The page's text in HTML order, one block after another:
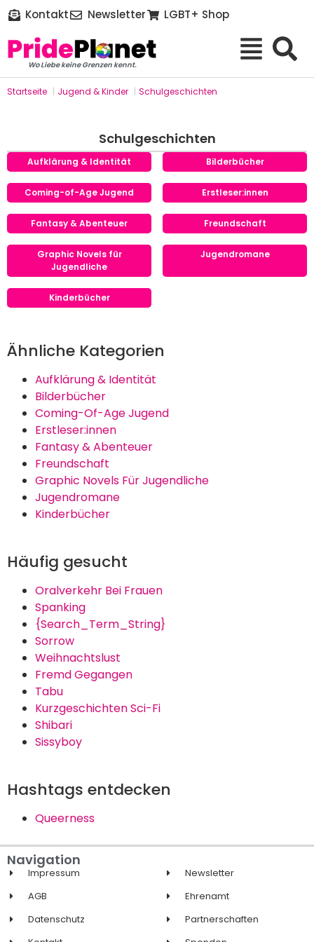
Kontakt Newsletter LGBT+ Shop
Wo Liebe keine Grenzen kennt.
Startseite | Jugend & Kinder | Schulgeschichten
Schulgeschichten
Aufklärung & Identität Bilderbücher
Coming-of-Age Jugend Erstleser:innen
Fantasy & Abenteuer Freundschaft
Graphic Novels für
Jugendliche
Jugendromane
Kinderbücher
Ähnliche Kategorien
Aufklärung & Identität
Bilderbücher
Coming-Of-Age Jugend
Erstleser:innen
Fantasy & Abenteuer
Freundschaft
Graphic Novels Für Jugendliche
Jugendromane
Kinderbücher
Häufig gesucht
Oralverkehr Bei Frauen
Spanking
{Search_Term_String}
Sorrow
Weihnachtslust
Fremd Gegangen
Tabu
Kurzgeschichten Sci-Fi
Shibari
Sissyboy
Hashtags entdecken
Queerness
Navigation
Impressum
AGB
Datenschutz
Newsletter
Ehrenamt
Partnerschaften